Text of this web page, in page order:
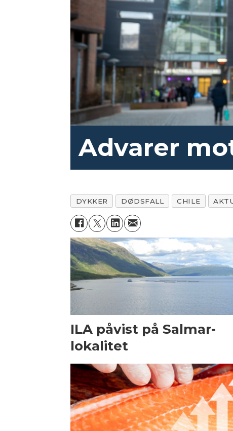
Advarer
DYKKER DØDSFALL CHILE
ILA påvist på Salmar-
lokalitet